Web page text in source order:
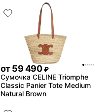
от59 490 ₽
Сумочка CELINE Triomphe
Classic Panier Tote Medium
Natural Brown